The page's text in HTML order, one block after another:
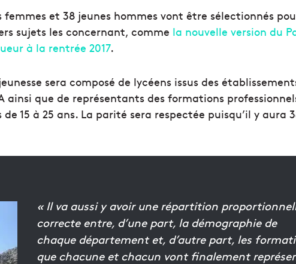
femmes et 38 jeunes hommes vont être sélectionnés
sujets les concernant, comme la nouvelle version du
à la rentrée 2017.
sera composé de lycéens issus des
ainsi que de représentants des formations
15 à 25 ans. La parité sera respectée puisqu’il y aura
« Il va aussi y avoir une répartition
correcte entre, d’une part, la démographie de
chaque département et, d’autre part, les
que chacune et chacun vont finalement